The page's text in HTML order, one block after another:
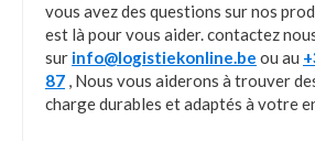
vous avez des questions sur nos
est là pour vous aider. contactez
sur info@logistiekonline.be ou au
87 , Nous vous aiderons à trouver
charge durables et adaptés à votre